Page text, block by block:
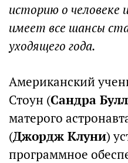
историю о человеке
имеет все шансы
уходящего года.
Американский
Стоун (Сандра
матерого
(Джордж Клуни)
программное